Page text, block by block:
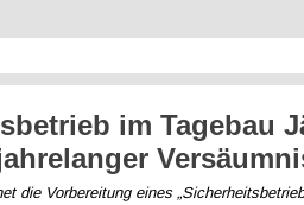
im Tagebau
die Vorbereitung eines